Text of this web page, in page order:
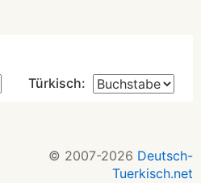
Türkisch:
© 2007-2026 Deutsch-
Tuerkisch.net